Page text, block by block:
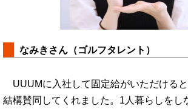
なみきさん（ゴルフタレント）
UUUMに入社して固定給がいただける
結構賛同してくれました。1人暮らしをし